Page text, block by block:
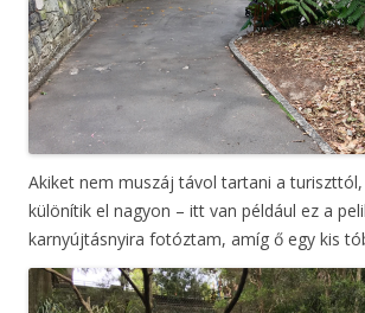
Akiket nem muszáj távol tartani a
különítik el nagyon – itt van például ez a
karnyújtásnyira fotóztam, amíg ő egy kis